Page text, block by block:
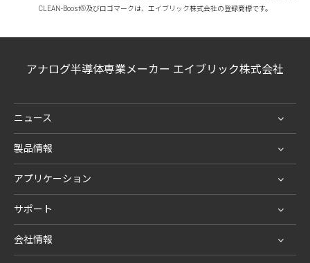
CLEAN-Boost®及びロゴマークは、エイブリック株式会社の登録商標です。
アナログ半導体専業メーカー エイブリック株式会社
ニュース
製品情報
アプリケーション
サポート
会社情報